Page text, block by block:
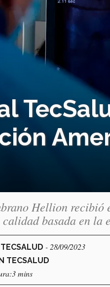
Hellion recibió
basada en la
- 28/09/2023
TECSALUD
mins